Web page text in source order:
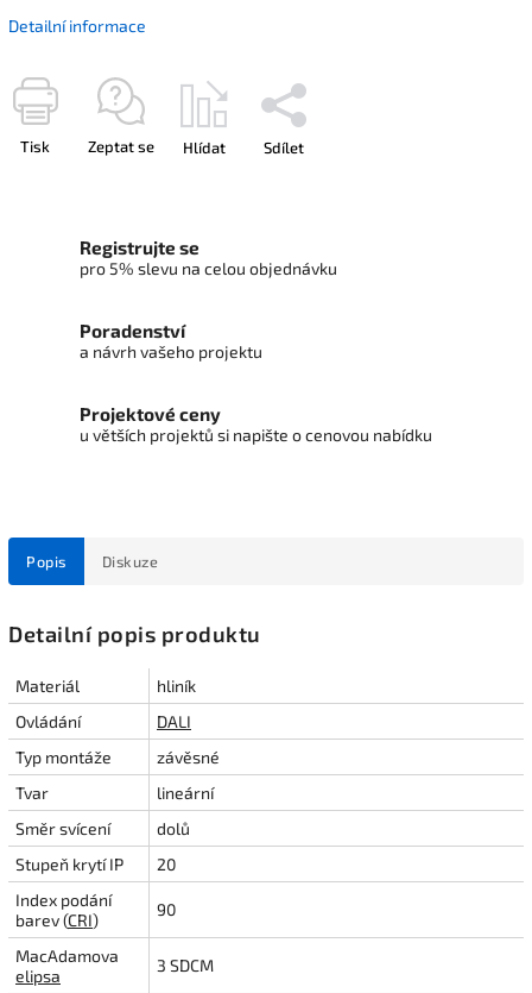
Detailní informace
Tisk Zeptat se Hlídat Sdílet
Registrujte se
pro 5% slevu na celou objednávku
Poradenství
a návrh vašeho projektu
Projektové ceny
u větších projektů si napište o cenovou nabídku
Popis Diskuze
Detailní popis produktu
Materiál
hliník
Ovládání
DALI
Typ montáže
závěsné
Tvar
lineární
Směr svícení
dolů
Stupeň krytí IP
20
Index podání
barev (CRI)
90
MacAdamova
elipsa
3 SDCM